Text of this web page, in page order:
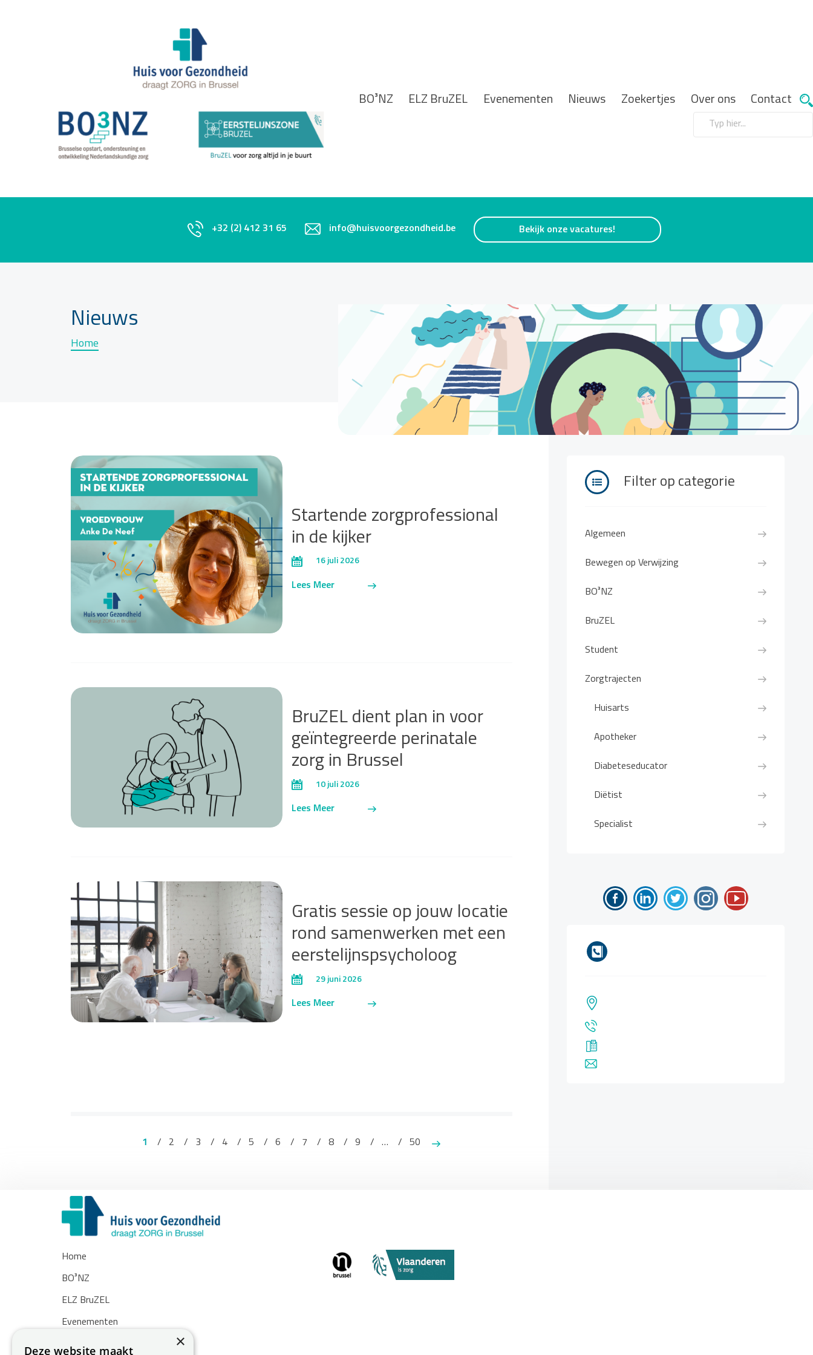
BO³NZ ELZ BruZEL Evenementen Nieuws Zoekertjes Over ons Contact
+32 (2) 412 31 65 info@huisvoorgezondheid.be Bekijk onze vacatures!
Nieuws
Home
Startende zorgprofessional
in de kijker
16 juli 2026
Lees Meer
BruZEL dient plan in voor
geïntegreerde perinatale
zorg in Brussel
10 juli 2026
Lees Meer
Gratis sessie op jouw locatie
rond samenwerken met een
eerstelijnspsycholoog
29 juni 2026
Lees Meer
1 2 3 4 5 6 7 8 9 … 50
Filter op categorie
Algemeen
Bewegen op Verwijzing
BO³NZ
BruZEL
Student
Zorgtrajecten
Huisarts
Apotheker
Diabeteseducator
Diëtist
Specialist
Home
BO³NZ
ELZ BruZEL
Evenementen
Nieuws ×
Deze website maakt